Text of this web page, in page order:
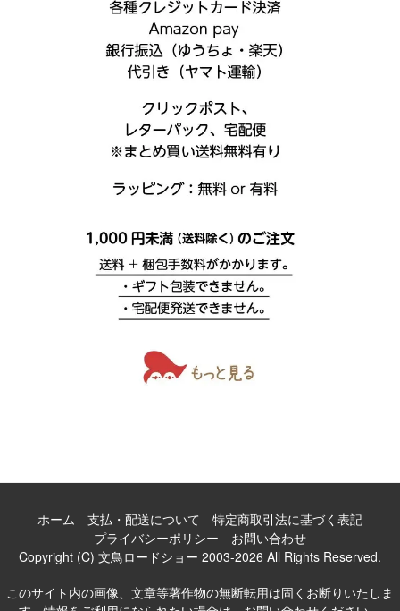
ホーム 支払・配送について
特定商取引法に基づく表記
プライバシーポリシー
お問い合わせ
Copyright (C) 文鳥ロードショー 2003-2026 All Rights Reserved.
このサイト内の画像、文章等著作物の無断転用は固くお断りいたしま